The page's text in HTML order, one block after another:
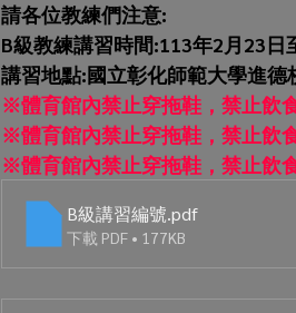
請各位教練們注意:
B級教練講習時間:113年2月23日
講習地點:國立彰化師範大學進德
※體育館內禁止穿拖鞋，禁止飲
※體育館內禁止穿拖鞋，禁止飲
※體育館內禁止穿拖鞋，禁止飲
B級講習編號.pdf
下載 PDF • 177KB